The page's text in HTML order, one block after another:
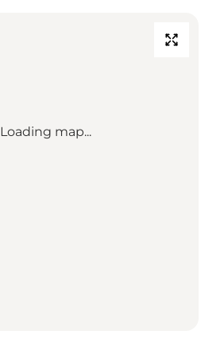
Loading map...